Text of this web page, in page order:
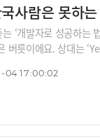
사람은 못하
‘개발자로 성공하는
릇이에요. 상대는
하는 거는 개인기이
는 거죠. 그래서 영향
04 17:00:02